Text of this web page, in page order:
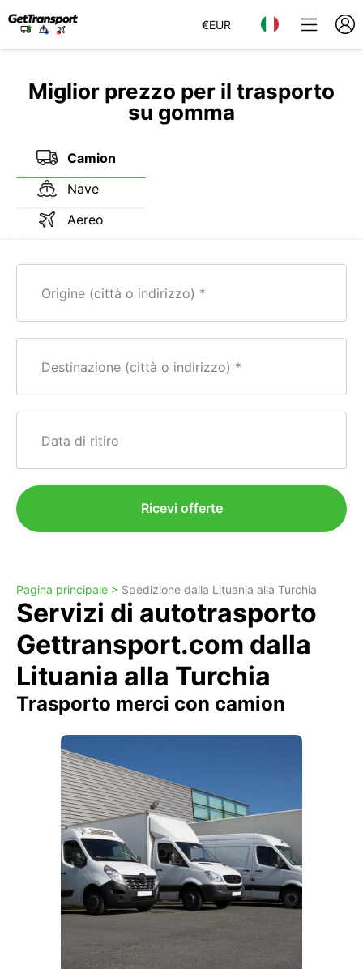
€EUR
Miglior prezzo per il trasporto
su gomma
Camion
Nave
Aereo
Origine (città o indirizzo)
Destinazione (città o indirizzo)
Data di ritiro
Ricevi offerte
Pagina principale > Spedizione dalla Lituania alla Turchia
Servizi di autotrasporto
Gettransport.com dalla
Lituania alla Turchia
Trasporto merci con camion